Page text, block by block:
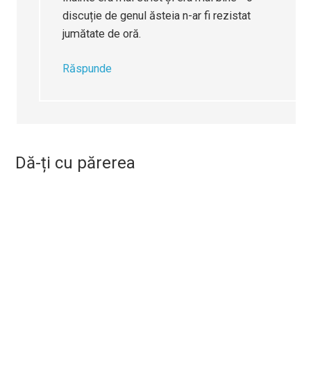
discuție de genul ăsteia n-ar fi rezistat
jumătate de oră.
Răspunde
Dă-ți cu părerea